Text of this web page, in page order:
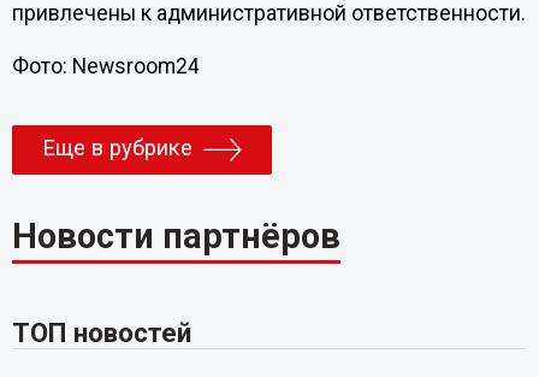
привлечены к административной ответственности.
Фото: Newsroom24
Еще в рубрике
Новости партнёров
ТОП новостей